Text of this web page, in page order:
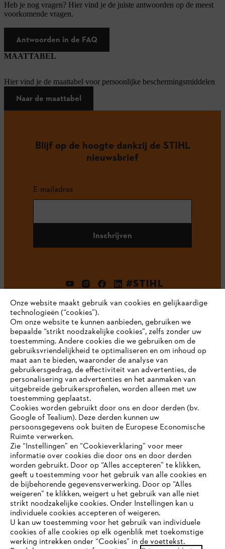
Heb je nog vragen? Hier vind je de juiste antwoorden op de meest
voorkomende vragen.
Antwoorden in de FAQ
MAATTABEL
Hier vind je de maattabel voor persoonlijke beschermingsmiddelen
Naar de maattabel
Blijf op de hoogte dankzij de STIHL
nieuwsbrief
E-mailadres
Inschrijven
#STIHL
Bedrijf
STIHL FAQ
Contact
Gegevensbescherming Impressum
Cookie-informatie Juridische informatie
JE BROWSER WORDT NIET
ONDERSTEUND
Je gebruikt een browser die we nog niet ondersteunen. Om
onze website optimaal te kunnen gebruiken, raden we aan dat
je overschakelt op één van de volgende browsers:
Onze website maakt gebruik van cookies en gelijkaardige
technologieën (“cookies”).
Om onze website te kunnen aanbieden, gebruiken we
bepaalde “strikt noodzakelijke cookies”, zelfs zonder uw
toestemming. Andere cookies die we gebruiken om de
gebruiksvriendelijkheid te optimaliseren en om inhoud op
maat aan te bieden, waaronder de analyse van
gebruikersgedrag, de effectiviteit van advertenties, de
personalisering van advertenties en het aanmaken van
uitgebreide gebruikersprofielen, worden alleen met uw
toestemming geplaatst.
Cookies worden gebruikt door ons en door derden (bv.
Google of Tealium). Deze derden kunnen uw
persoonsgegevens ook buiten de Europese Economische
Ruimte verwerken.
Zie “Instellingen” en “Cookieverklaring” voor meer
informatie over cookies die door ons en door derden
worden gebruikt. Door op “Alles accepteren” te klikken,
geeft u toestemming voor het gebruik van alle cookies en
de bijbehorende gegevensverwerking. Door op “Alles
weigeren” te klikken, weigert u het gebruik van alle niet
strikt noodzakelijke cookies. Onder Instellingen kan u
individuele cookies accepteren of weigeren.
U kan uw toestemming voor het gebruik van individuele
cookies of alle cookies op elk ogenblik met toekomstige
werking intrekken onder “Cookies” in de voettekst.